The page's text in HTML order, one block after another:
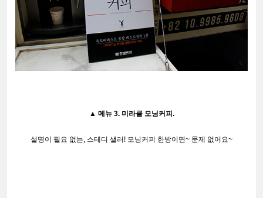
▲ 메뉴 3. 미라클 모닝커피.
설명이 필요 없는, 스테디 샐러! 모닝커피 한방이면~ 문제 없어요~